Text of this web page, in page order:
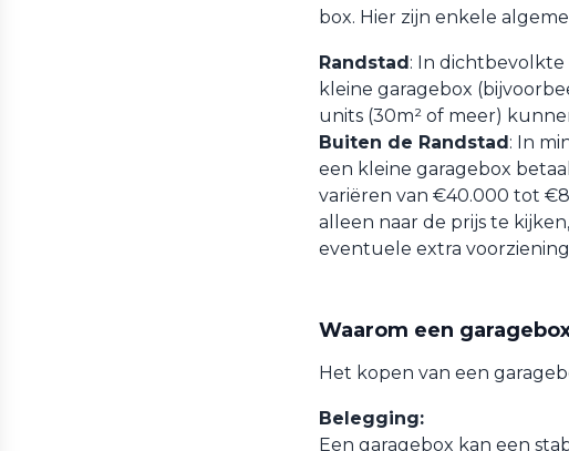
box. Hier zijn enkele
Randstad: In dichtbevolkte
kleine garagebox
units (30m² of meer)
Buiten de Randstad: In
een kleine garagebox
variëren van €40.000 tot
alleen naar de prijs te
eventuele extra
Waarom een
Het kopen van een
Belegging:
Een garagebox kan een